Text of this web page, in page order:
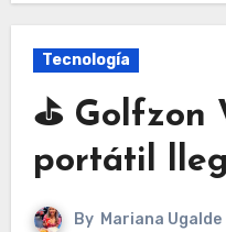
Tecnología
⛳ Golfzon
portátil
By Mariana Ugalde